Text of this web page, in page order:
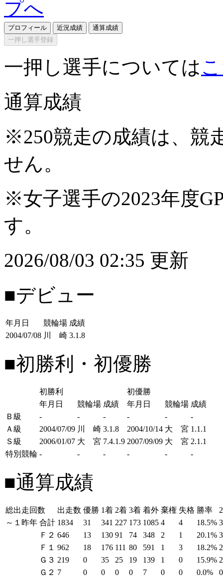
プロフィール 近況成績
通算成績
一押し選手登録
一押し選手については
通算成績
※250競走の成績は、競
せん。
※女子選手の2023年度
す。
2026/08/03 02:35 更新
■デビュー
年月日 競輪場 成績
2004/07/08 川 崎 3.1.8
■初勝利・初優勝
初勝利
初優勝
年月日
競輪場 成績 年月日 競輪場 成績
Ｂ級
- - - - -
-
Ａ級
2004/07/09 川 崎 3.1.8 2004/10/14 大 宮 1.1.1
Ｓ級
2006/01/07 大 宮 7.4.1.9 2007/09/09 大 宮 2.1.1
特別競輪 - - - - - -
■通算成績
総出走回数 出走数 優勝 1着 2着 3着 着外 棄権 失格 勝率
～１昨年 合計 1834 31 341 227 173 1085 4 4 18.5%
Ｆ２ 646 13 130 91 74 348 2 1 20.1%
Ｆ１
962 18 176 111 80 591 1 3 18.2%
Ｇ３ 219 0 35 25 19 139 1 0 15.9%
Ｇ２ 7 0 0 0 0 7 0 0 0.0%